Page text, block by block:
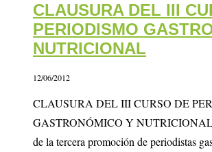
CLAUSURA DEL III
PERIODISMO
NUTRICIONAL
12/06/2012
CLAUSURA DEL III CURSO DE
GASTRONÓMICO Y NUTRICIONAL
de la tercera promoción de periodistas